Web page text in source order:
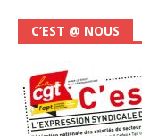
C’EST @ NOUS